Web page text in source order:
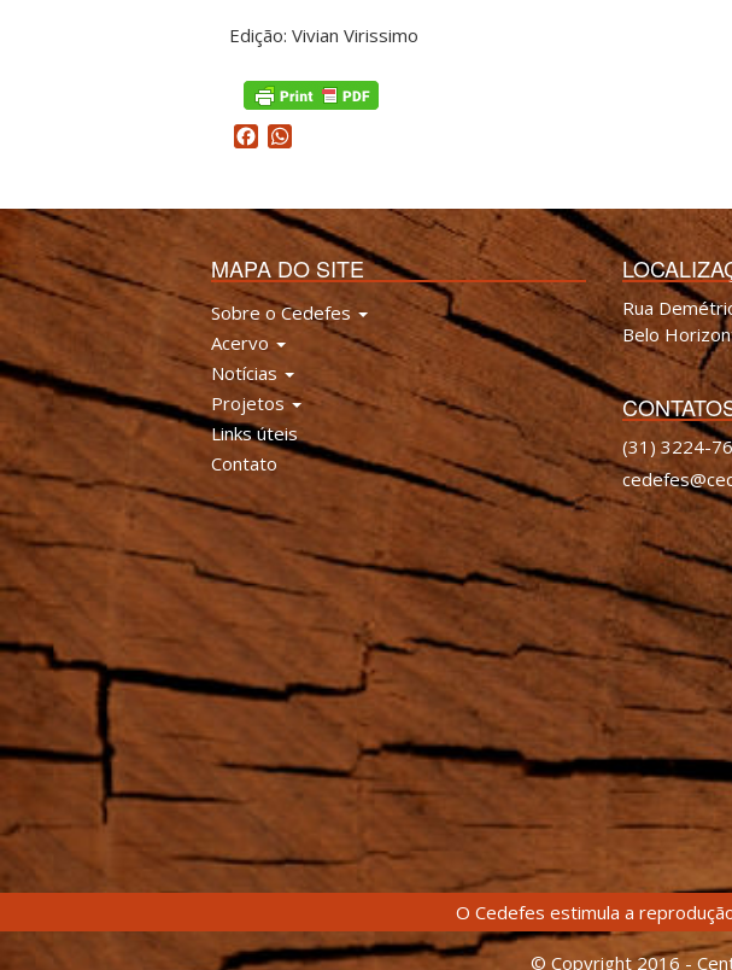
Edição: Vivian Virissimo
Facebook
MAPA DO SITE
Sobre o Cedefes
Acervo
Notícias
Projetos
Links úteis
Contato
Rua
Belo
(31) 3224-
O Cedefes estimula a
© Copyright 2016 -